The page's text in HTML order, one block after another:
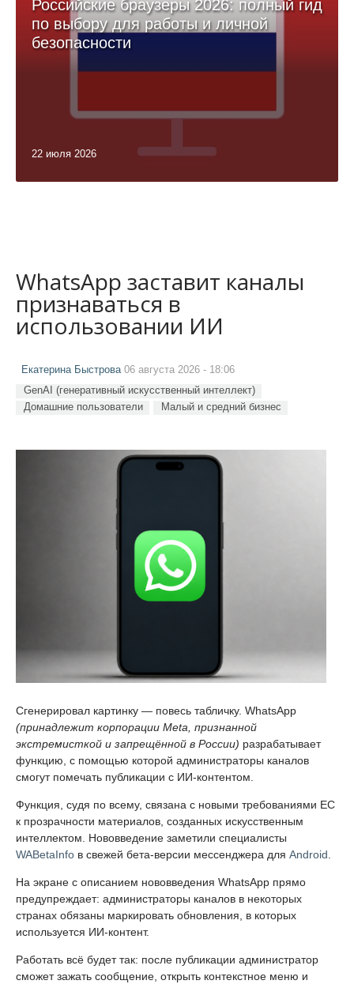
Российские браузеры 2026: полный гид
по выбору для работы и личной
безопасности
22 июля 2026
WhatsApp заставит каналы
признаваться в
использовании ИИ
Екатерина Быстрова 06 августа 2026 - 18:06
GenAI (генеративный искусственный интеллект)
Домашние пользователи
Малый и средний бизнес
Сгенерировал картинку — повесь табличку. WhatsApp
(принадлежит корпорации Meta, признанной
экстремисткой и запрещённой в России) разрабатывает
функцию, с помощью которой администраторы каналов
смогут помечать публикации с ИИ-контентом.
Функция, судя по всему, связана с новыми требованиями ЕС
к прозрачности материалов, созданных искусственным
интеллектом. Нововведение заметили специалисты
WABetaInfo в свежей бета-версии мессенджера для Android
На экране с описанием нововведения WhatsApp прямо
предупреждает: администраторы каналов в некоторых
странах обязаны маркировать обновления, в которых
используется ИИ-контент.
Работать всё будет так: после публикации администратор
сможет зажать сообщение, открыть контекстное меню и